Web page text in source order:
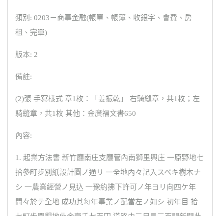
類別: 0203－商事金融(帳單、帳簿、收銀字、會費、房
租、完單)
版本: 2
備註:
(2)張 手寫樣式 章1枚：「姜振乾」 右騎縫章，共1枚；左
騎縫章，共1枚 其他：金廣福文書650
內容:
1. 起業方法書 新竹廳南庄支廳管內南獅里興庄 一原野地七
拾參町步別紙設計圖ノ通リ 一全地內々記入スベキ樹木ナ
シ 一農業經營ノ見込 一豫約拂下許可ノ年ヨリ向四ケ年
間々於テ全地 成功其每年事業ノ配當左ノ如シ 初年目 拾